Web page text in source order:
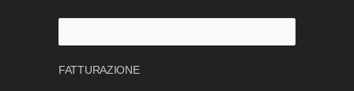
per:
FATTURAZIONE